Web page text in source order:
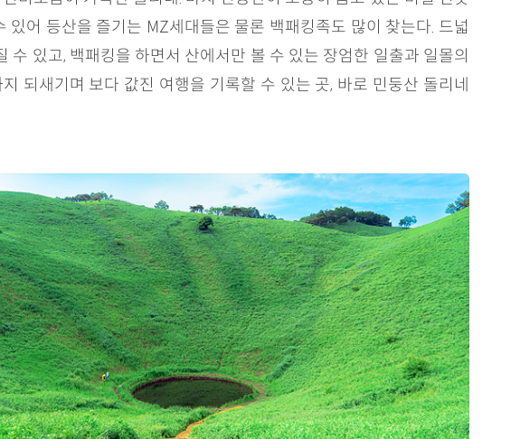
어 등산을 즐기는 MZ세대들은 물론 백패킹족도 많이 찾는다. 드넓
있고, 백패킹을 하면서 산에서만 볼 수 있는 장엄한 일출과 일몰의
되새기며 보다 값진 여행을 기록할 수 있는 곳, 바로 민둥산 돌리네